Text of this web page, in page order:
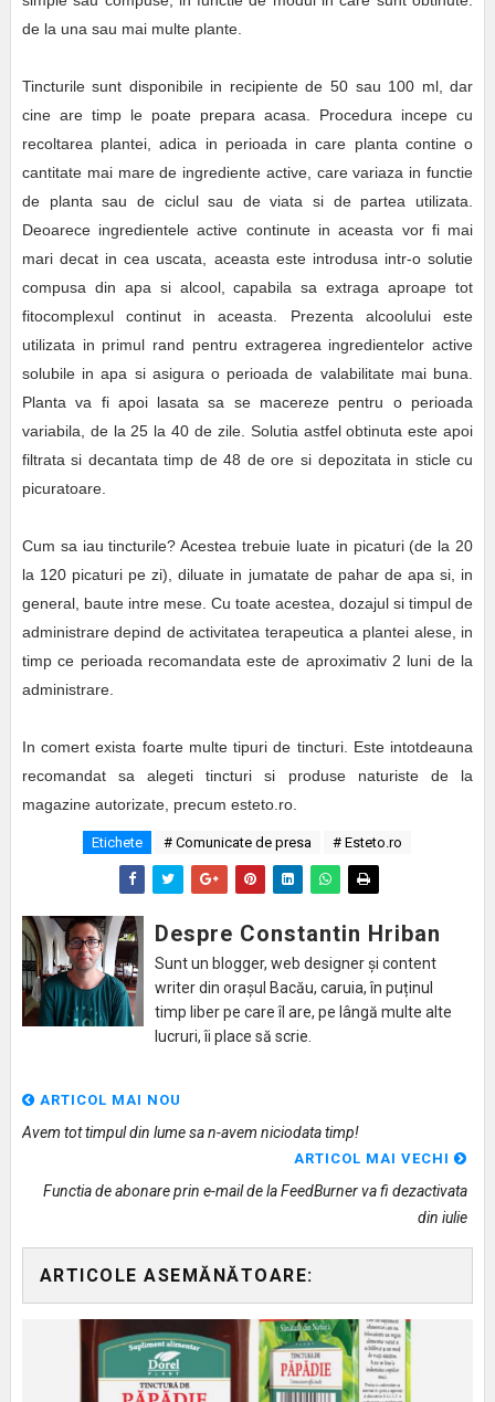
de la una sau mai multe plante.
Tincturile sunt disponibile in recipiente de 50 sau 100 ml, dar
cine are timp le poate prepara acasa. Procedura incepe cu
recoltarea plantei, adica in perioada in care planta contine o
cantitate mai mare de ingrediente active, care variaza in functie
de planta sau de ciclul sau de viata si de partea utilizata.
Deoarece ingredientele active continute in aceasta vor fi mai
mari decat in cea uscata, aceasta este introdusa intr-o solutie
compusa din apa si alcool, capabila sa extraga aproape tot
fitocomplexul continut in aceasta. Prezenta alcoolului este
utilizata in primul rand pentru extragerea ingredientelor active
solubile in apa si asigura o perioada de valabilitate mai buna.
Planta va fi apoi lasata sa se macereze pentru o perioada
variabila, de la 25 la 40 de zile. Solutia astfel obtinuta este apoi
filtrata si decantata timp de 48 de ore si depozitata in sticle cu
picuratoare.
Cum sa iau tincturile? Acestea trebuie luate in picaturi (de la 20
la 120 picaturi pe zi), diluate in jumatate de pahar de apa si, in
general, baute intre mese. Cu toate acestea, dozajul si timpul de
administrare depind de activitatea terapeutica a plantei alese, in
timp ce perioada recomandata este de aproximativ 2 luni de la
administrare.
In comert exista foarte multe tipuri de tincturi. Este intotdeauna
recomandat sa alegeti tincturi si produse naturiste de la
magazine autorizate, precum esteto.ro.
Etichete # Comunicate de presa # Esteto.ro
Despre Constantin Hriban
Sunt un blogger, web designer și content
writer din orașul Bacău, caruia, în puținul
timp liber pe care îl are, pe lângă multe alte
lucruri, îi place să scrie.
ARTICOL MAI NOU
Avem tot timpul din lume sa n-avem niciodata timp!
ARTICOL MAI VECHI
Functia de abonare prin e-mail de la FeedBurner va fi dezactivata
din iulie
ARTICOLE ASEMĂNĂTOARE: